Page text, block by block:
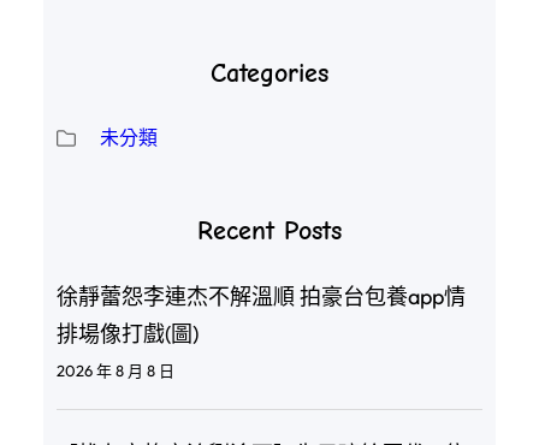
Categories
未分類
Recent Posts
徐靜蕾怨李連杰不解溫順 拍豪台包養app情
排場像打戲(圖)
2026 年 8 月 8 日